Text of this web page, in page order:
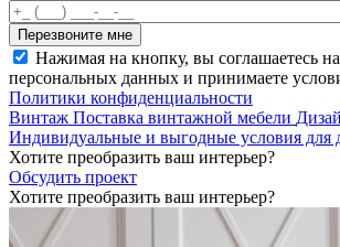
Нажимая на кнопку, вы соглашаетесь
персональных данных и принимаете
Политики конфиденциальности
Винтаж Поставка винтажной мебели
Индивидуальные и выгодные условия для
Хотите преобразить ваш интерьер?
Обсудить проект
Хотите преобразить ваш интерьер?